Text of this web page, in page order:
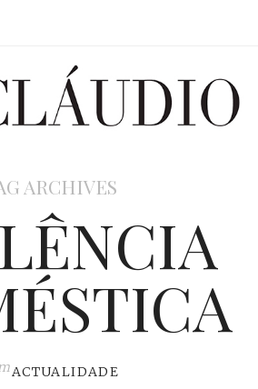
ARCHIVES
ACTUALIDADE